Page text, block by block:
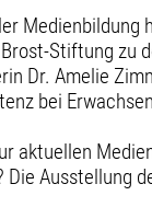
Medienbildung
Stiftung zu
Dr. Amelie
bei
aktuellen
Die Ausstellung